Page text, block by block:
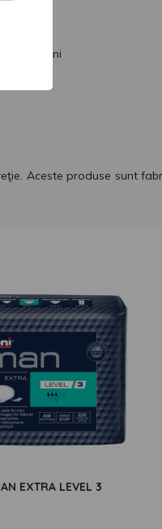
Seni
Aceste produse sunt
EXTRA LEVEL 3